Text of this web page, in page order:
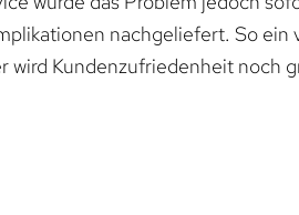
nachgeliefert. So ein
wird Kundenzufriedenheit noch